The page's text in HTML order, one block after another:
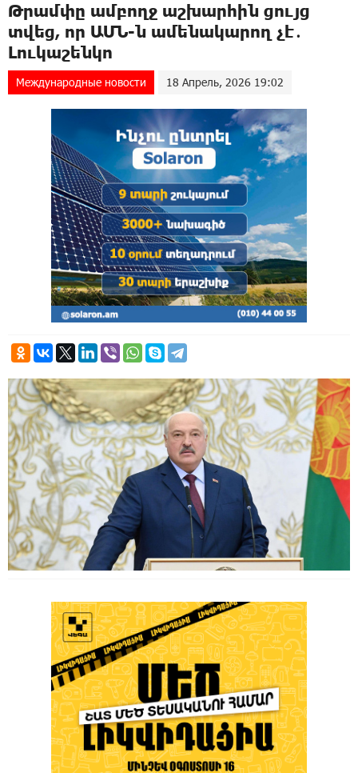
Թրամփը ամբողջ աշխարհին ցույց
տվեց, որ ԱՄՆ-ն ամենակարող չէ․
Լուկաշենկո
Международные новости 18 Апрель, 2026 19:02